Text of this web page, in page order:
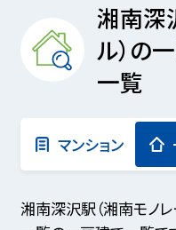
湘南深
ル）の
一覧
マンション
湘南深沢駅（湘南モノ